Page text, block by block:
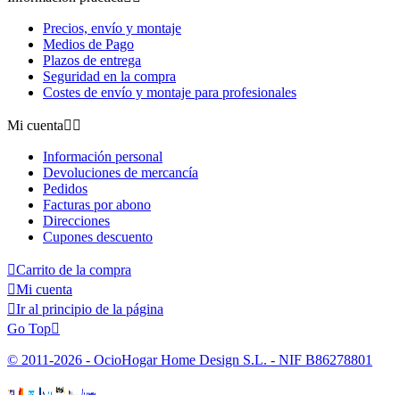
Precios, envío y montaje
Medios de Pago
Plazos de entrega
Seguridad en la compra
Costes de envío y montaje para profesionales
Mi cuenta 
Información personal
Devoluciones de mercancía
Pedidos
Facturas por abono
Direcciones
Cupones descuento
Carrito de la compra
Mi cuenta
Ir al principio de la página
Go Top
© 2011-2026 - OcioHogar Home Design S.L. - NIF B86278801